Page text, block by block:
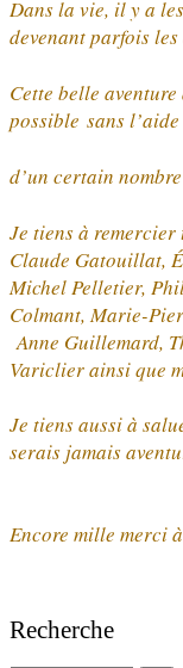
Dans la vie, il y a
devenant parfois
Cette belle
possible sans
d’un certain
Je tiens à
Claude Gatouillat,
Michel Pelletier,
Colmant, Marie-
Anne Guillemard,
Variclier ainsi que
Je tiens aussi à
serais jamais
Encore mille merci
Recherche